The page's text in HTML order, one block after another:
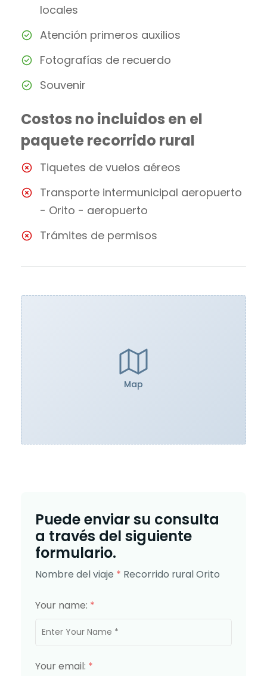
locales
Atención primeros auxilios
Fotografías de recuerdo
Souvenir
Costos no incluidos en el
paquete recorrido rural
Tiquetes de vuelos aéreos
Transporte intermunicipal aeropuerto
- Orito - aeropuerto
Trámites de permisos
Map
Puede enviar su consulta
a través del siguiente
formulario.
Nombre del viaje * Recorrido rural Orito
Your name: *
Your email: *